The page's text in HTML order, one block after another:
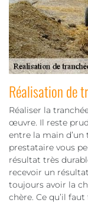
Réalisation de
Réaliser la
œuvre. Il reste
entre la main d’un
prestataire vous
résultat très
recevoir un
toujours avoir la
chère. Ce qu’il